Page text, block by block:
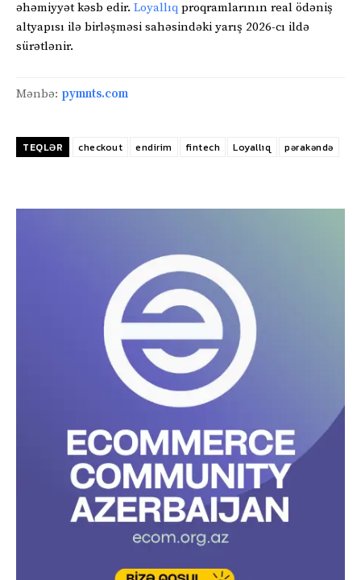
əhəmiyyət kəsb edir. Loyallıq proqramlarının real ödəniş
altyapısı ilə birləşməsi sahəsindəki yarış 2026-cı ildə
sürətlənir.
Mənbə: pymnts.com
TEQLƏR checkout endirim fintech Loyallıq pərakəndə